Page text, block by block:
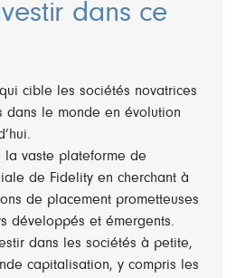
dans ce
cible les sociétés novatrices
dans le monde en évolution
la vaste plateforme de
de Fidelity en cherchant à
de placement prometteuses
développés et émergents.
dans les sociétés à petite,
capitalisation, y compris les